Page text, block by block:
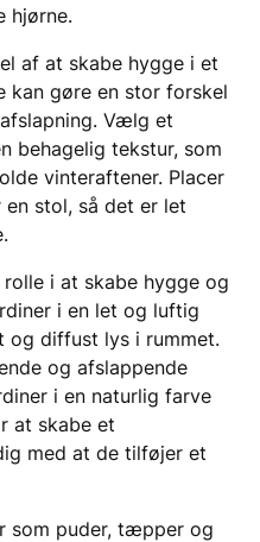
hjørne.
af at skabe hygge i et
gøre en stor forskel
Vælg et
behagelig tekstur, som
vinteraftener. Placer
stol, så det er let
i at skabe hygge og
i en let og luftig
og diffust lys i rummet.
og afslappende
i en naturlig farve
at skabe et
med at de tilføjer et
som puder, tæpper og